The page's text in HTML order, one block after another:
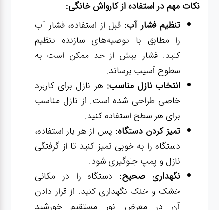
نکات مهم در استفاده از کارواش خانگی:
تنظیم فشار آب: قبل از استفاده، فشار آب
را مطابق با توصیه‌های سازنده تنظیم
کنید. فشار بیش از حد ممکن است به
سطوح آسیب برساند.
انتخاب نازل مناسب: هر نازل برای کاربرد
خاصی طراحی شده است. از نازل مناسب
برای هر سطح استفاده کنید.
تمیز کردن دستگاه: پس از هر بار استفاده،
دستگاه را به خوبی تمیز کنید تا از گرفتگی
نازل و پمپ جلوگیری شود.
نگهداری صحیح: دستگاه را در مکانی
خشک و خنک نگهداری کنید. از قرار دادن
آن در معرض نور مستقیم خورشید